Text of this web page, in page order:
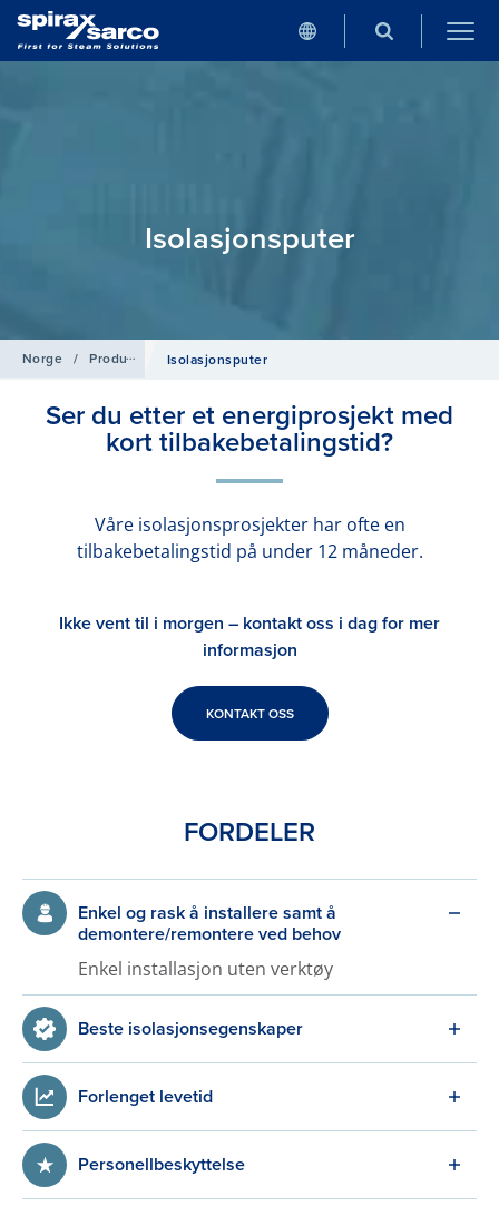
Isolasjonsputer
Norge / Produkter / Safety equipment
Isolasjonsputer
Ser du etter et energiprosjekt med
kort tilbakebetalingstid?
Våre isolasjonsprosjekter har ofte en
tilbakebetalingstid på under 12 måneder.
Ikke vent til i morgen – kontakt oss i dag for mer
informasjon
KONTAKT OSS
FORDELER
Enkel og rask å installere samt å
demontere/remontere ved behov
Enkel installasjon uten verktøy
Beste isolasjonsegenskaper
Forlenget levetid
Personellbeskyttelse